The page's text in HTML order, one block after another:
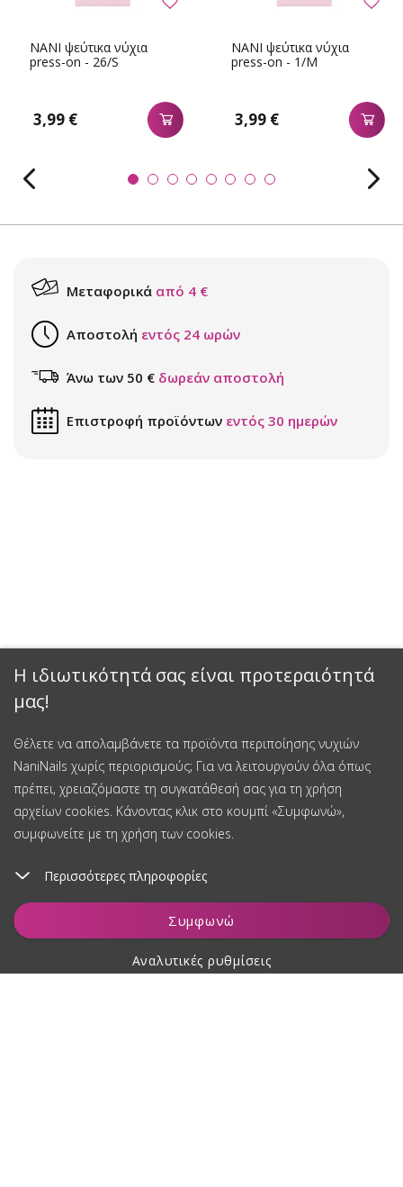
Η ιδιωτικότητά σας είναι προτεραιότητά
μας!
Θέλετε να απολαμβάνετε τα προϊόντα περιποίησης νυχιών
NaniNails χωρίς περιορισμούς; Για να λειτουργούν όλα όπως
πρέπει, χρειαζόμαστε τη συγκατάθεσή σας για τη χρήση
αρχείων cookies. Κάνοντας κλικ στο κουμπί «Συμφωνώ»,
συμφωνείτε με τη χρήση των cookies.
Περισσότερες πληροφορίες
Συμφωνώ
Αναλυτικές ρυθμίσεις
Προσθήκη στο καλάθι
NANI ψεύτικα νύχια
press-on - 26/S
3,99 €
NANI ψεύτικα νύχια
press-on - 1/M
3,99 €
Μεταφορικά από 4 €
Αποστολή εντός 24 ωρών
Άνω των 50 € δωρεάν αποστολή
Επιστροφή προϊόντων εντός 30 ημερών